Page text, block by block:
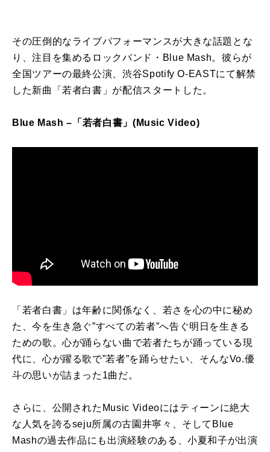
その圧倒的なライブパフォーマンスが大きな話題とな
り、注目を集めるロックバンド・Blue Mash。彼らが
全国ツアーの最終公演、渋谷Spotify O-EASTにて解禁
した新曲「若者白書」が配信スタートした。
Blue Mash –「若者白書」(Music Video)
「若者白書」は年齢に関係なく、若さを心の中に秘め
た、今を生き急ぐ”すべての若者”へ告ぐ明日を生きる
ための歌。心が踊らない曲で若者たちが踊っている現
代に、心が躍る歌で”若者”を踊らせたい、そんなVo.優
斗の思いが詰まった1曲だ。
さらに、公開されたMusic Videoにはティーンに絶大
な人気を誇るseju所属の古園井寧々、そしてBlue
Mashの過去作品にも出演経験のある、小夏和子が出演